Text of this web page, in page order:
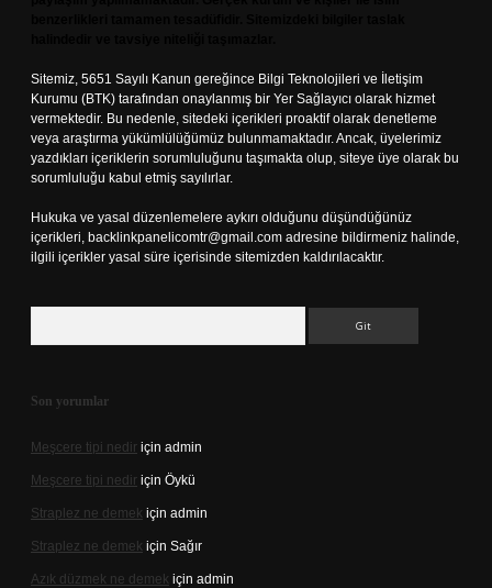
Sitemiz, 5651 Sayılı Kanun gereğince Bilgi Teknolojileri ve İletişim
Kurumu (BTK) tarafından onaylanmış bir Yer Sağlayıcı olarak hizmet
vermektedir. Bu nedenle, sitedeki içerikleri proaktif olarak denetleme
veya araştırma yükümlülüğümüz bulunmamaktadır. Ancak, üyelerimiz
yazdıkları içeriklerin sorumluluğunu taşımakta olup, siteye üye olarak bu
sorumluluğu kabul etmiş sayılırlar.
Hukuka ve yasal düzenlemelere aykırı olduğunu düşündüğünüz
içerikleri, backlinkpanelicomtr@gmail.com adresine bildirmeniz halinde,
ilgili içerikler yasal süre içerisinde sitemizden kaldırılacaktır.
Son yorumlar
Meşcere tipi nedir için admin
Meşcere tipi nedir için Öykü
Straplez ne demek için admin
Straplez ne demek için Sağır
Azık düzmek ne demek için admin